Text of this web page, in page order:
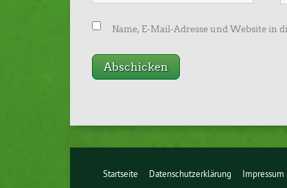
Name, E-Mail-Adresse und Website in
Startseite Datenschutzerklärung Impressum